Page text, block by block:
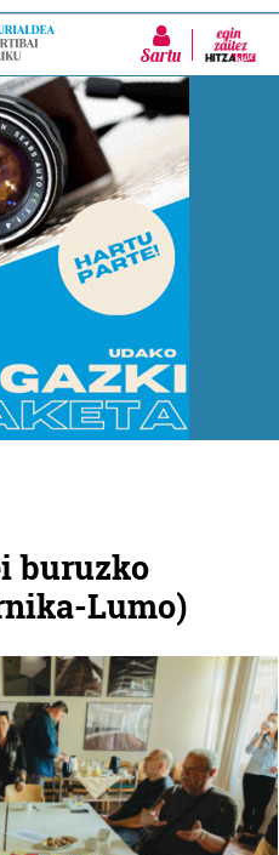
Sartu
buruzko
Lumo)